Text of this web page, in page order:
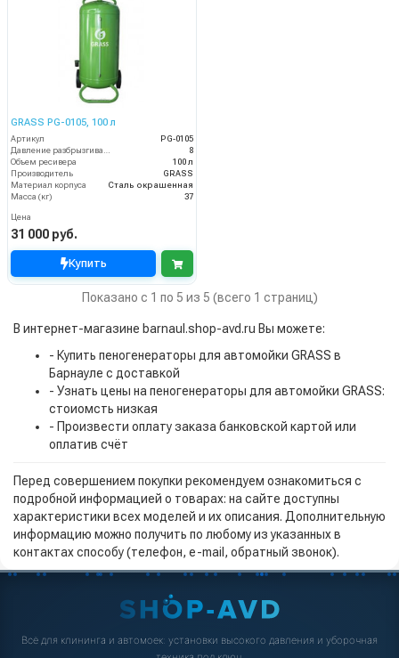
GRASS PG-0105, 100 л
Артикул
PG-0105
Давление разбрызгивания (бар)
8
Объем ресивера
100 л
Производитель
GRASS
Материал корпуса
Сталь окрашенная
Масса (кг)
37
Цена
31 000 руб.
Купить
Показано с 1 по 5 из 5 (всего 1 страниц)
В интернет-магазине barnaul.shop-avd.ru Вы можете:
- Купить пеногенераторы для автомойки GRASS в
Барнауле с доставкой
- Узнать цены на пеногенераторы для автомойки GRASS:
стоиомсть низкая
- Произвести оплату заказа банковской картой или
оплатив счёт
Перед совершением покупки рекомендуем ознакомиться с
подробной информацией о товарах: на сайте доступны
характеристики всех моделей и их описания. Дополнительную
информацию можно получить по любому из указанных в
контактах способу (телефон, e-mail, обратный звонок).
Всё для клининга и автомоек: установки высокого давления и уборочная